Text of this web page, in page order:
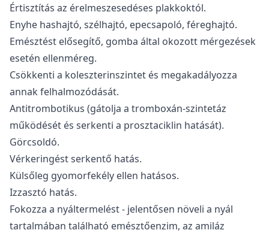
Értisztítás az érelmeszesedéses plakkoktól.
Enyhe hashajtó, szélhajtó, epecsapoló, féreghajtó.
Emésztést elősegítő, gomba által okozott mérgezések
esetén ellenméreg.
Csökkenti a koleszterinszintet és megakadályozza
annak felhalmozódását.
Antitrombotikus (gátolja a tromboxán-szintetáz
működését és serkenti a prosztaciklin hatását).
Görcsoldó.
Vérkeringést serkentő hatás.
Külsőleg gyomorfekély ellen hatásos.
Izzasztó hatás.
Fokozza a nyáltermelést - jelentősen növeli a nyál
tartalmában található emésztőenzim, az amiláz